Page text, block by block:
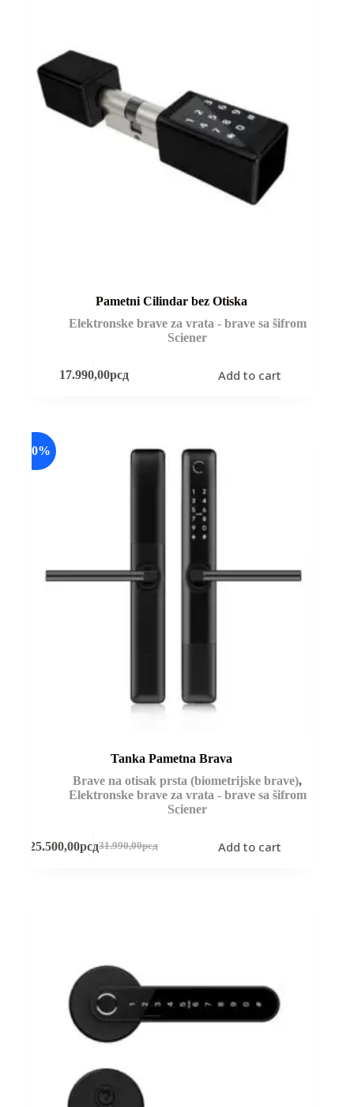
Pametni Cilindar bez Otiska
Elektronske brave za vrata - brave sa šifrom
Sciener
17.990,00рсд Add to cart
-20%
Tanka Pametna Brava
Brave na otisak prsta (biometrijske brave),
Elektronske brave za vrata - brave sa šifrom
Sciener
31.990,00рсд
Original
25.500,00рсдCurrent
Add to cart